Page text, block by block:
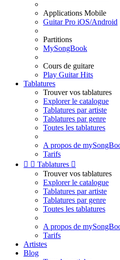
Applications Mobile
Guitar Pro iOS/Android
Partitions
MySongBook
Cours de guitare
Play Guitar Hits
Tablatures
Trouver vos tablatures
Explorer le catalogue
Tablatures par artiste
Tablatures par genre
Toutes les tablatures
A propos de
Tarifs
  Tablatures 
Trouver vos tablatures
Explorer le catalogue
Tablatures par artiste
Tablatures par genre
Toutes les tablatures
A propos de
Tarifs
Artistes
Blog